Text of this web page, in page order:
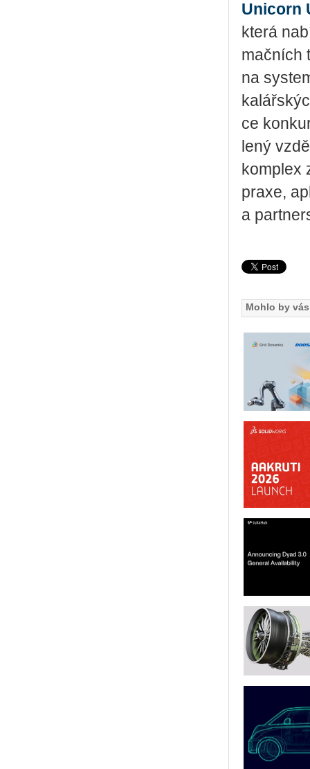
Uni­corn
která
mač­ních
na
ce
le­ný
kom­plex
praxe,
a
Mohlo by